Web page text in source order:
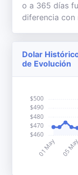
o a 365 días
diferencia con
Dolar
de Evolución